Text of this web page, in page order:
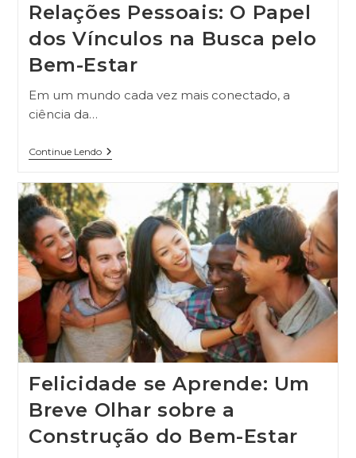
Relações Pessoais: O Papel
dos Vínculos na Busca pelo
Bem-Estar
Em um mundo cada vez mais conectado, a
ciência da…
Continue Lendo
Felicidade se Aprende: Um
Breve Olhar sobre a
Construção do Bem-Estar